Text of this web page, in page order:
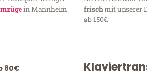
in Mannheim
frischmit unserer
ab 150€.
80€